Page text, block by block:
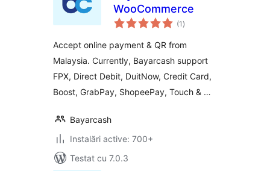
WooCommerce
(1 total
aprecieri
)
Accept online payment & QR from
Malaysia. Currently, Bayarcash support
FPX, Direct Debit, DuitNow, Credit Card,
Boost, GrabPay, ShopeePay, Touch & …
Bayarcash
Instalări active: 700+
Testat cu 7.0.3